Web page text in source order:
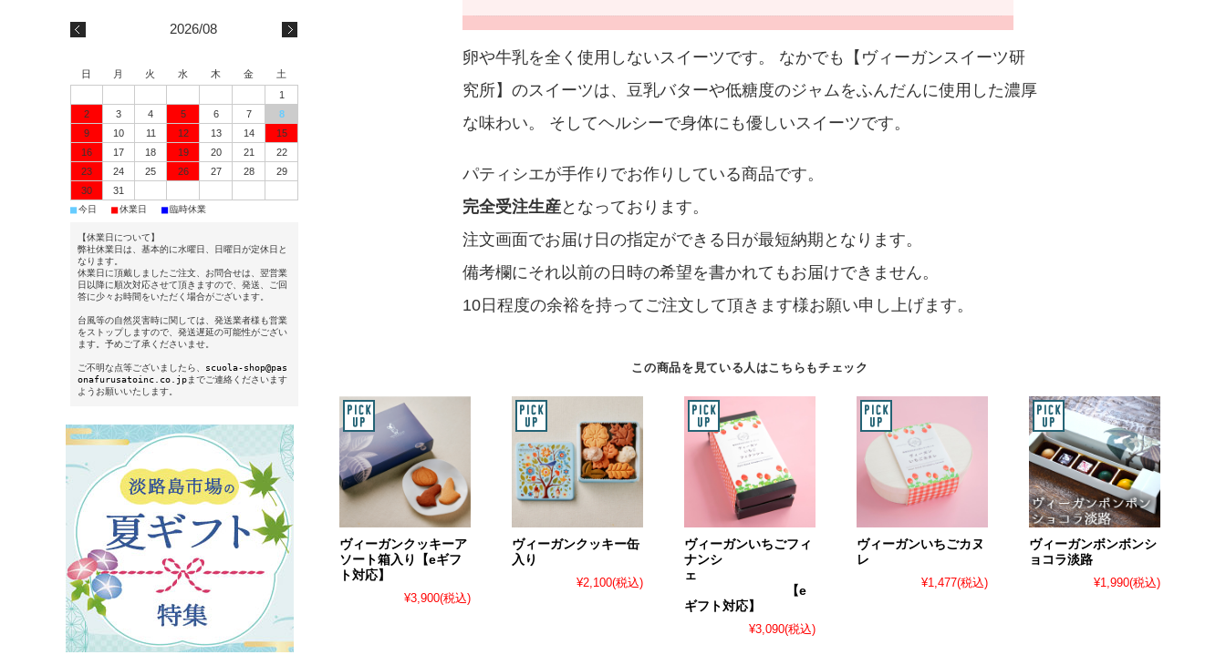
卵や牛乳を全く使用しないスイーツです。 なかでも【ヴィーガンスイーツ研
究所】のスイーツは、豆乳バターや低糖度のジャムをふんだんに使用した濃厚
な味わい。 そしてヘルシーで身体にも優しいスイーツです。
パティシエが手作りでお作りしている商品です。
完全受注生産となっております。
注文画面でお届け日の指定ができる日が最短納期となります。
備考欄にそれ以前の日時の希望を書かれてもお届けできません。
10日程度の余裕を持ってご注文して頂きます様お願い申し上げます。
この商品を見ている人はこちらもチェック
ヴィーガンクッキーア
ソート箱入り【eギフ
ト対応】
¥3,900(税込)
ヴィーガンクッキー缶
入り
¥2,100(税込)
ヴィーガンいちごフィ
ナンシ
ェ
【e
ギフト対応】
¥3,090(税込)
ヴィーガンいちごカヌ
レ
¥1,477(税込)
ヴィーガンボンボンシ
ョコラ淡路
¥1,990(税込)
2026/08
日 月 火 水 木 金
土
1
2
3 4 5 6 7
8
9
10 11 12 13 14
15
16
17 18 19 20 21
22
23
24 25 26 27 28
29
30
31
■今日 ■休業日 ■臨時休業
【休業日について】
弊社休業日は、基本的に水曜日、日曜日が定休日と
なります。
休業日に頂戴しましたご注文、お問合せは、翌営業
日以降に順次対応させて頂きますので、発送、ご回
答に少々お時間をいただく場合がございます。
台風等の自然災害時に関しては、発送業者様も営業
をストップしますので、発送遅延の可能性がござい
ます。予めご了承くださいませ。
ご不明な点等ございましたら、
scuola-shop@pas
onafurusatoinc.co.jpまでご連絡くださいます
ようお願いいたします。